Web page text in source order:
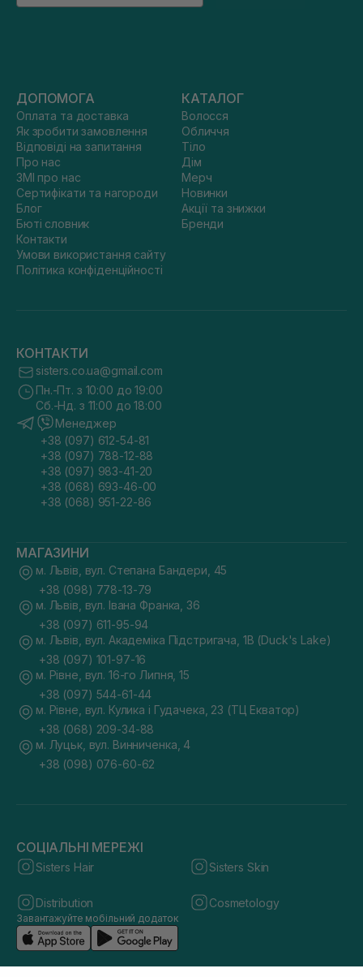
ДОПОМОГА
Оплата та доставка
Як зробити замовлення
Відповіді на запитання
Про нас
ЗМІ про нас
Сертифікати та нагороди
Блог
Бюті словник
Контакти
Умови використання сайту
Політика конфіденційності
КАТАЛОГ
Волосся
Обличчя
Тіло
Дім
Мерч
Новинки
Акції та знижки
Бренди
КОНТАКТИ
sisters.co.ua@gmail.com
Пн.-Пт. з 10:00 до 19:00
Сб.-Нд. з 11:00 до 18:00
Менеджер
+38 (097) 612-54-81
+38 (097) 788-12-88
+38 (097) 983-41-20
+38 (068) 693-46-00
+38 (068) 951-22-86
МАГАЗИНИ
м. Львів, вул. Степана Бандери, 45
+38 (098) 778-13-79
м. Львів, вул. Івана Франка, 36
+38 (097) 611-95-94
м. Львів, вул. Академіка Підстригача, 1В (Duck's Lake)
+38 (097) 101-97-16
м. Рівне, вул. 16-го Липня, 15
+38 (097) 544-61-44
м. Рівне, вул. Кулика і Гудачека, 23 (ТЦ Екватор)
+38 (068) 209-34-88
м. Луцьк, вул. Винниченка, 4
+38 (098) 076-60-62
СОЦІАЛЬНІ МЕРЕЖІ
Sisters Hair Sisters Skin
Distribution Cosmetology
Завантажуйте мобільний додаток